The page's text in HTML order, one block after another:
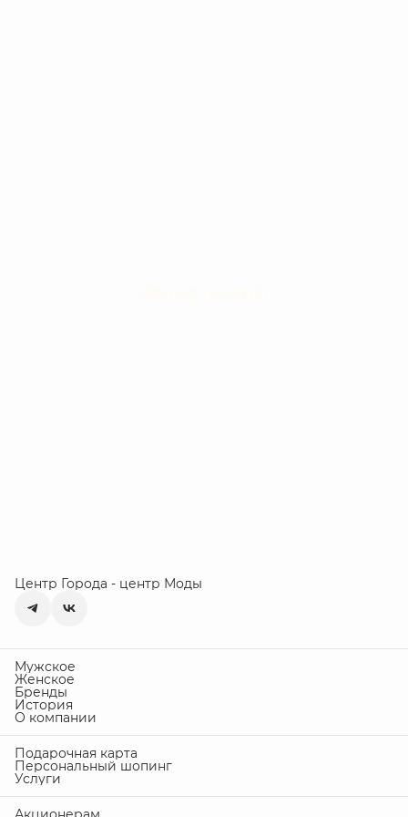
Центр Города - центр Моды
Мужское
Женское
Бренды
История
О компании
Подарочная карта
Персональный шопинг
Услуги